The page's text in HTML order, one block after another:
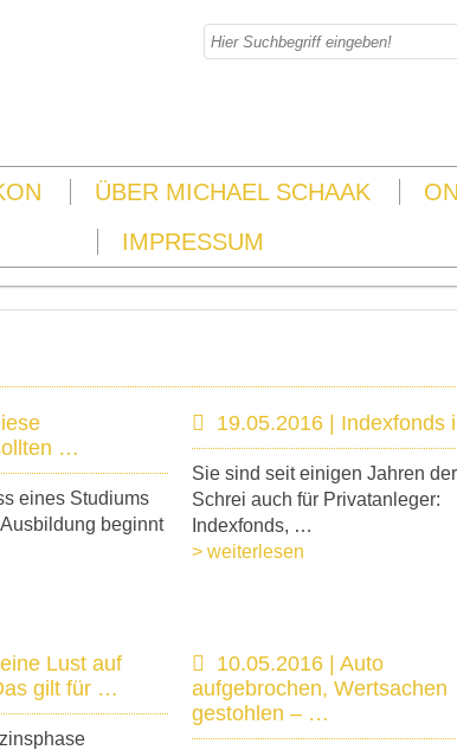
ÜBER MICHAEL SCHAAK
IMPRESSUM
…
eines Studiums
beginnt
19.05.2016 | Indexfonds
Sie sind seit einigen Jahren
Schrei auch für Privatanleger:
Indexfonds, …
> weiterlesen
Lust auf
gilt für …
10.05.2016 | Auto
aufgebrochen, Wertsachen
gestohlen – …